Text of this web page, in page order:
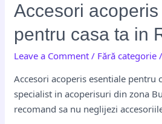
Accesori
pentru casa ta in
Leave a Comment / Fără categorie /
Accesori acoperis esentiale pentru
specialist in acoperisuri din zona
recomand sa nu neglijezi
Accesori
acoperis
esentiale
pentru
ta
in
Romania